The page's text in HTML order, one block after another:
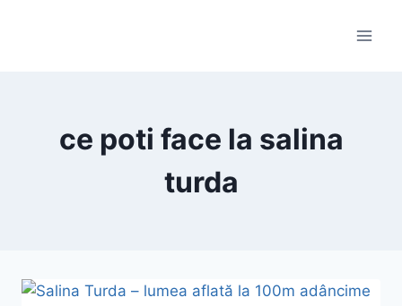
ce poti face la salina
turda